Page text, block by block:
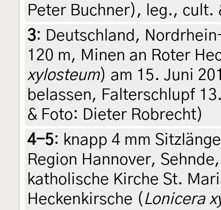
Peter Buchner), leg., cult.
3: Deutschland,
120 m, Minen an Roter
xylosteum) am 15. Juni
belassen, Falterschlupf
& Foto: Dieter Robrecht)
4-5: knapp 4 mm
Region Hannover,
katholische Kirche St.
Heckenkirsche ( Lonicera